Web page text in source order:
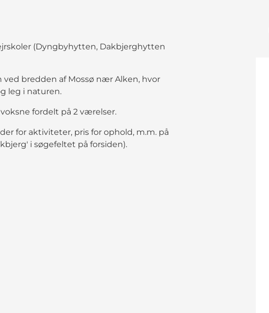
(Dyngbyhytten, Dakbjerghytten
bredden af Mossø nær Alken, hvor
leg i naturen.
fordelt på 2 værelser.
for aktiviteter, pris for ophold, m.m. på
i søgefeltet på forsiden).